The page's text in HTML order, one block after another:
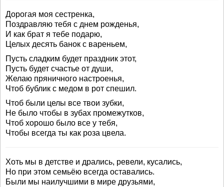
Дорогая моя сестренка,
Поздравляю тебя с днем рожденья,
И как брат я тебе подарю,
Целых десять банок с вареньем,
Пусть сладким будет праздник этот,
Пусть будет счастье от души,
Желаю пряничного настроенья,
Чтоб бублик с медом в рот спешил.
Чтоб были целы все твои зубки,
Не было чтобы в зубах промежутков,
Чтоб хорошо было все у тебя,
Чтобы всегда ты как роза цвела.
Хоть мы в детстве и дрались, ревели, кусались,
Но при этом семьёю всегда оставались.
Были мы наилучшими в мире друзьями,